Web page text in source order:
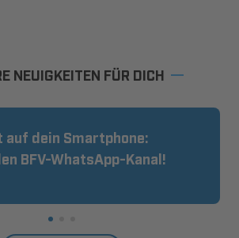
NEUIGKEITEN FÜR DICH
auf dein Smartphone:
BFV-WhatsApp-Kanal!